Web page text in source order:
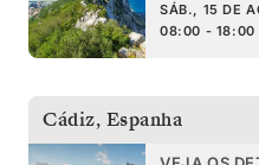
SÁB., 15 DE
08:00 - 18:00
Cádiz, Espanha